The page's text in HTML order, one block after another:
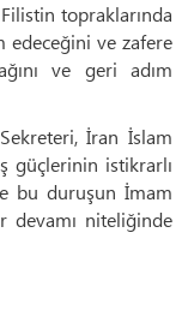
topraklarında
edeceğini ve zafere
ve geri adım
İran İslam
güçlerinin istikrarlı
bu duruşun İmam
devamı niteliğinde